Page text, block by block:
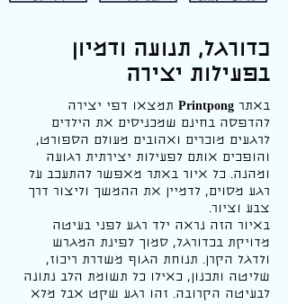
כדורגל, תנועה ודמיון
בפעילות יצירה
באתר Printpong תמצאו דפי יצירה
להדפסה בחינם שמכניסים את הילדים
לרגעים מוכרים ואהובים מעולם הספורט,
והופכים אותם לפעילות יצירתית רגועה
ומהנה. כל איור באתר מאפשר להתעכב על
רגע מסוים, לדמיין את ההמשך וליצור דרך
צבע וציור.
באיור הזה נראה ילד רגע לפני בעיטה
מדויקת בכדורגל, סמוך לפינת המגרש
ולדגל הקרן. תנוחת הגוף משדרת ריכוז,
שליטה ותכנון, כאילו כל תשומת הלב נתונה
לבעיטה הקרובה. זהו רגע שקט אבל מלא